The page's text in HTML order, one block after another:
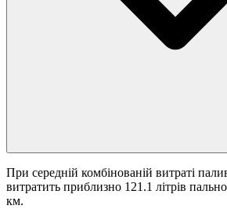
При середній комбінованій витраті
витратить приблизно 121.1 літрів
км.